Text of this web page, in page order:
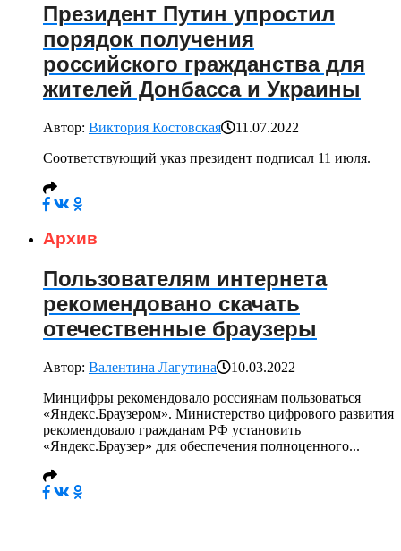
Президент Путин упростил
порядок получения
российского гражданства для
жителей Донбасса и Украины
Автор: Виктория Костовская
11.07.2022
Соответствующий указ президент подписал 11 июля.
Архив
Пользователям интернета
рекомендовано скачать
отечественные браузеры
Автор: Валентина Лагутина
10.03.2022
Минцифры рекомендовало россиянам пользоваться
«Яндекс.Браузером». Министерство цифрового развития
рекомендовало гражданам РФ установить
«Яндекс.Браузер» для обеспечения полноценного...